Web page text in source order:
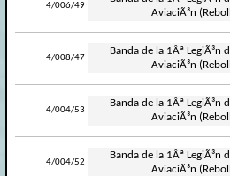
4/006/49
AviaciÃ³n
4/008/47
Banda de la 1Âª LegiÃ³n
AviaciÃ³n
4/004/53
Banda de la 1Âª LegiÃ³n
AviaciÃ³n
4/004/52
Banda de la 1Âª LegiÃ³n
AviaciÃ³n